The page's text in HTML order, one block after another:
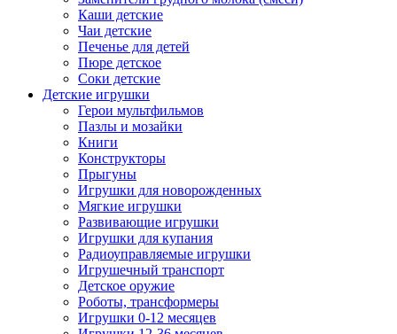
Каши детские
Чаи детские
Печенье для детей
Пюре детское
Соки детские
Детские игрушки
Герои мультфильмов
Пазлы и мозайки
Книги
Конструкторы
Прыгуны
Игрушки для новорожденных
Мягкие игрушки
Развивающие игрушки
Игрушки для купания
Радиоуправляемые игрушки
Игрушечный транспорт
Детское оружие
Роботы, трансформеры
Игрушки 0-12 месяцев